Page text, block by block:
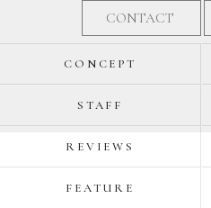
CONTACT
CONCEPT
STAFF
REVIEWS
FEATURE